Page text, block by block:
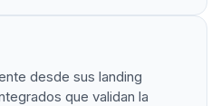
desde sus landing
que validan la